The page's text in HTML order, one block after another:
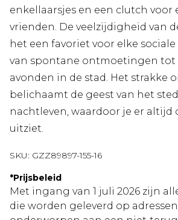
enkellaarsjes en een clutch voor
vrienden. De veelzijdigheid van
het een favoriet voor elke
van spontane ontmoetingen tot
avonden in de stad. Het strakke
belichaamt de geest van het
nachtleven, waardoor je er altijd
uitziet.
SKU: GZZ89897-155-16
*Prijsbeleid
Met ingang van 1 juli 2026 zijn
die worden geleverd op